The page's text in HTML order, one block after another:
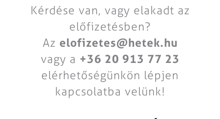
Kérdése van, vagy elakadt az
előfizetésben?
Az elofizetes@hetek.hu
vagy a +36 20 913 77 23
elérhetőségünkön lépjen
kapcsolatba velünk!